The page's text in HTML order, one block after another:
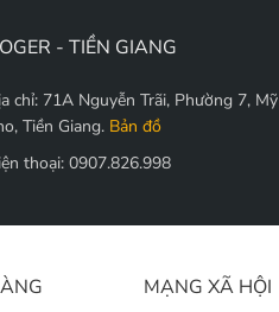
- TIỀN GIANG
chỉ: 71A Nguyễn Trãi, Phường 7, Mỹ
Tiền Giang. Bản đồ
thoại: 0907.826.998
MẠNG XÃ HỘI